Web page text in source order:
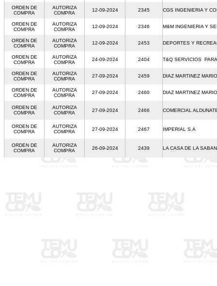
ORDEN DE
COMPRA
AUTORIZA
COMPRA
12-09-2024 2345 CGS INGENIERIA Y
ORDEN DE
COMPRA
AUTORIZA
COMPRA
12-09-2024 2346 M&M INGENIERIA Y
ORDEN DE
COMPRA
AUTORIZA
COMPRA
12-09-2024 2453 DEPORTES Y
ORDEN DE
COMPRA
AUTORIZA
COMPRA
24-09-2024 2404 T&Q SERVICIOS
ORDEN DE
COMPRA
AUTORIZA
COMPRA
27-09-2024 2459 DIAZ MARTINEZ
ORDEN DE
COMPRA
AUTORIZA
COMPRA
27-09-2024 2460 DIAZ MARTINEZ
ORDEN DE
COMPRA
AUTORIZA
COMPRA
27-09-2024 2466 COMERCIAL
ORDEN DE
COMPRA
AUTORIZA
COMPRA
27-09-2024 2467 IMPERIAL S.A
ORDEN DE
COMPRA
AUTORIZA
COMPRA
26-09-2024 2439 LA CASA DE LA